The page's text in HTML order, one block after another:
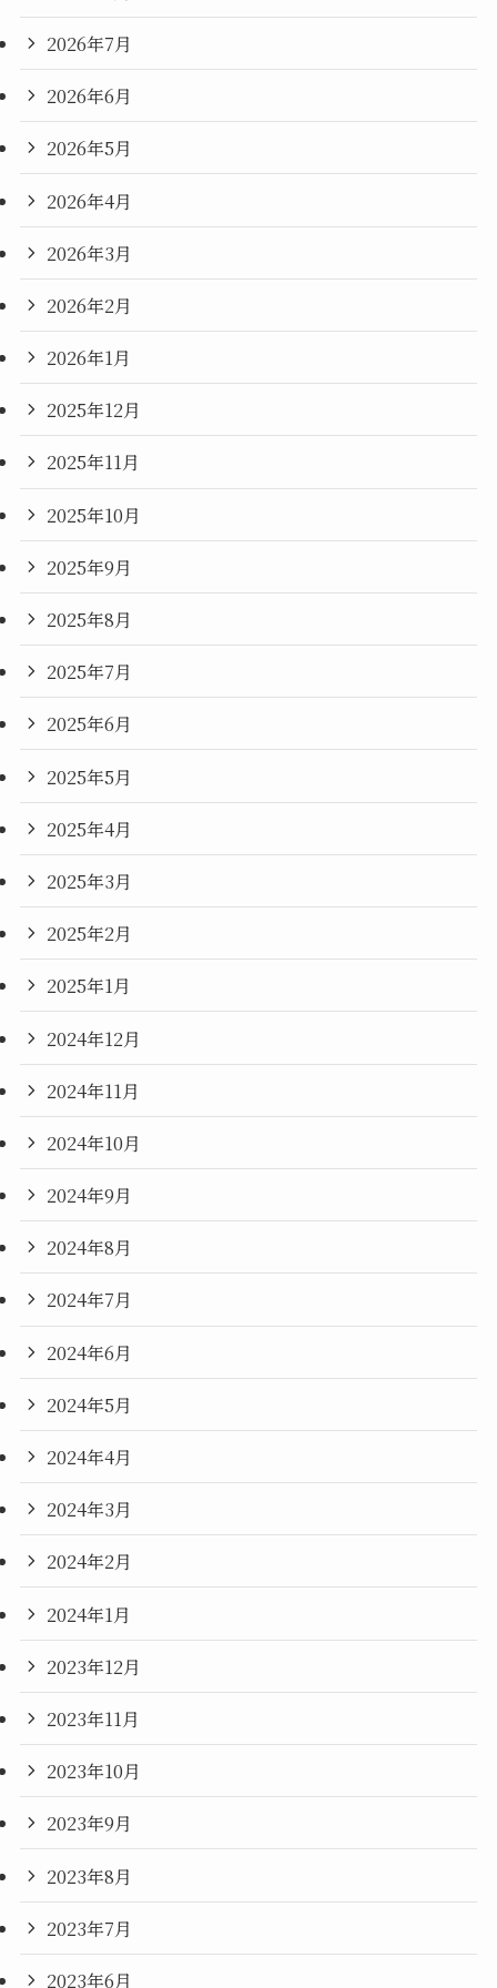
2026年7月
2026年6月
2026年5月
2026年4月
2026年3月
2026年2月
2026年1月
2025年12月
2025年11月
2025年10月
2025年9月
2025年8月
2025年7月
2025年6月
2025年5月
2025年4月
2025年3月
2025年2月
2025年1月
2024年12月
2024年11月
2024年10月
2024年9月
2024年8月
2024年7月
2024年6月
2024年5月
2024年4月
2024年3月
2024年2月
2024年1月
2023年12月
2023年11月
2023年10月
2023年9月
2023年8月
2023年7月
2023年6月